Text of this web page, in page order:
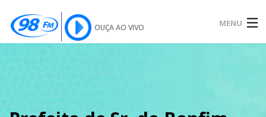
OUÇA AO VIVO MENU
SOBRE